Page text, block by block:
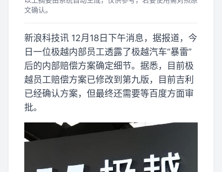
文确认。
新浪科技讯 12月18日下午消息，据报道，今
日一位极越内部员工透露了极越汽车“暴雷”
后的内部赔偿方案确定细节。据悉，目前极
越员工赔偿方案已修改到第九版，目前吉利
已经确认方案，但最终还需要等百度方面审
批。